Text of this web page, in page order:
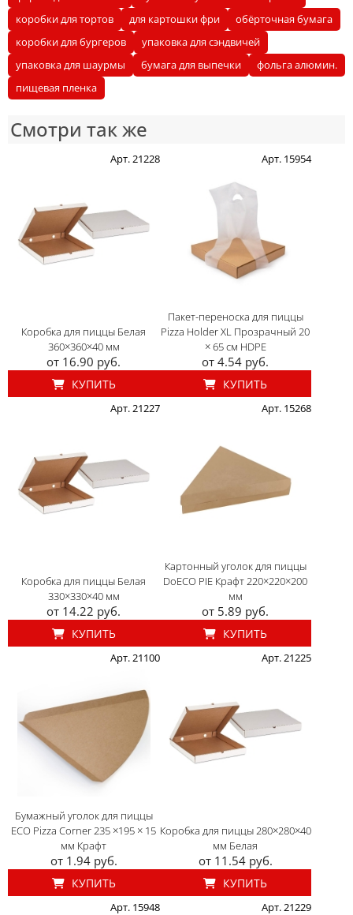
коробки для тортов
для картошки фри
обёрточная бумага
коробки для бургеров
упаковка для сэндвичей
упаковка для шаурмы
бумага для выпечки
фольга алюмин.
пищевая пленка
Смотри так же
Арт. 21228
Коробка для пиццы Белая
360×360×40 мм
от 16.90 руб.
КУПИТЬ
Арт. 15954
Пакет-переноска для пиццы
Pizza Holder XL Прозрачный 20
× 65 см HDPE
от 4.54 руб.
КУПИТЬ
Арт. 21227
Коробка для пиццы Белая
330×330×40 мм
от 14.22 руб.
КУПИТЬ
Арт. 15268
Картонный уголок для пиццы
DoECO PIE Крафт 220×220×200
мм
от 5.89 руб.
КУПИТЬ
Арт. 21100
Бумажный уголок для пиццы
ECO Pizza Corner 235 ×195 × 15
мм Крафт
от 1.94 руб.
КУПИТЬ
Арт. 21225
Коробка для пиццы 280×280×40
мм Белая
от 11.54 руб.
КУПИТЬ
Арт. 15948 Арт. 21229